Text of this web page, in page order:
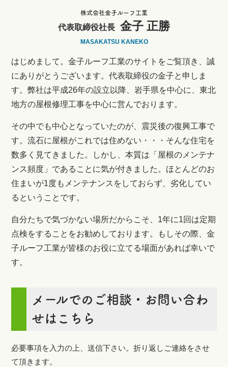
株式会社金子ルーフ工業
代表取締役社長 金子 正勝
MASAKATSU KANEKO
はじめまして。金子ルーフ工業のサイトをご覧頂き、誠
にありがとうございます。代表取締役の金子と申しま
す。弊社は平成26年の設立以降、岩手県を中心に、東北
地方の屋根修理工事を中心に営んでおります。
その中でも中心となっていたのが、震災後の復興工事で
す。流石に屋根がこれでは住めない・・・そんな住宅を
数多く見てきました。しかし、本質は「屋根のメンテナ
ンス頻度」であることに気が付きました。ほとんどのお
住まいが1度もメンテナンスをしておらず、劣化してい
るということです。
自分たちで気づかない場所だからこそ、1年に1回は定期
点検をすることをお勧めしております。もしその際、金
子ルーフ工業が皆様のお役に立てる場面があれば幸いで
す。
メールでのご相談・お問い合わ
せはこちら
必要事項を入力の上、送信下さい。折り返しご連絡をさせ
て頂きます。